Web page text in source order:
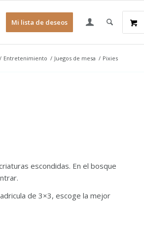
Mi lista de deseos
/ Entretenimiento / Juegos de mesa / Pixies
escondidas. En el bosque
de 3×3, escoge la mejor